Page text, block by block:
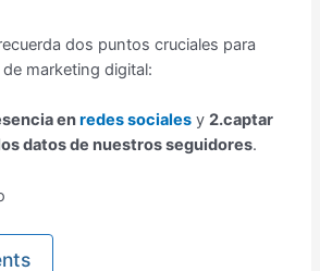
dos puntos cruciales para
marketing digital:
enredes sociales y2.captar
datos de nuestros seguidores.